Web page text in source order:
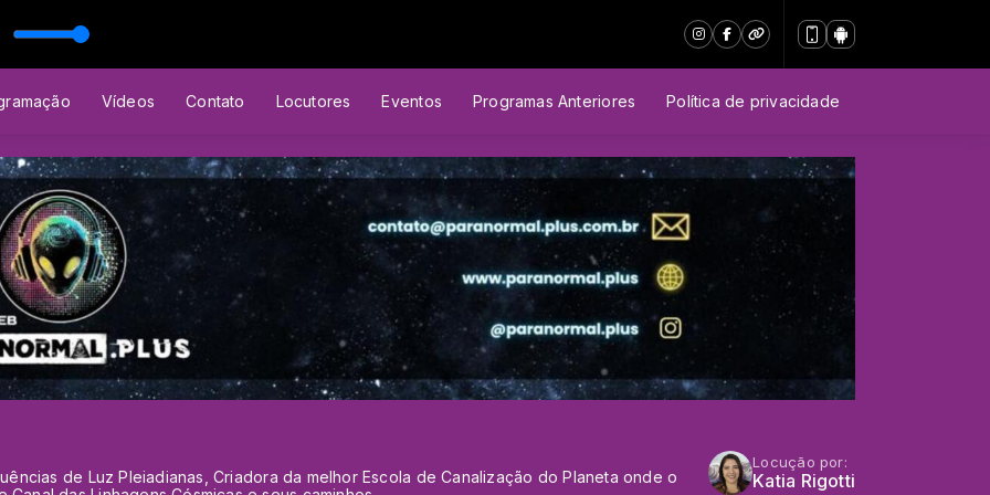
Vídeos Contato Locutores Eventos Programas Anteriores Política de privacidade
de Luz Pleiadianas, Criadora da melhor Escola de Canalização do Planeta onde o
Locução por:
Katia Rigotti